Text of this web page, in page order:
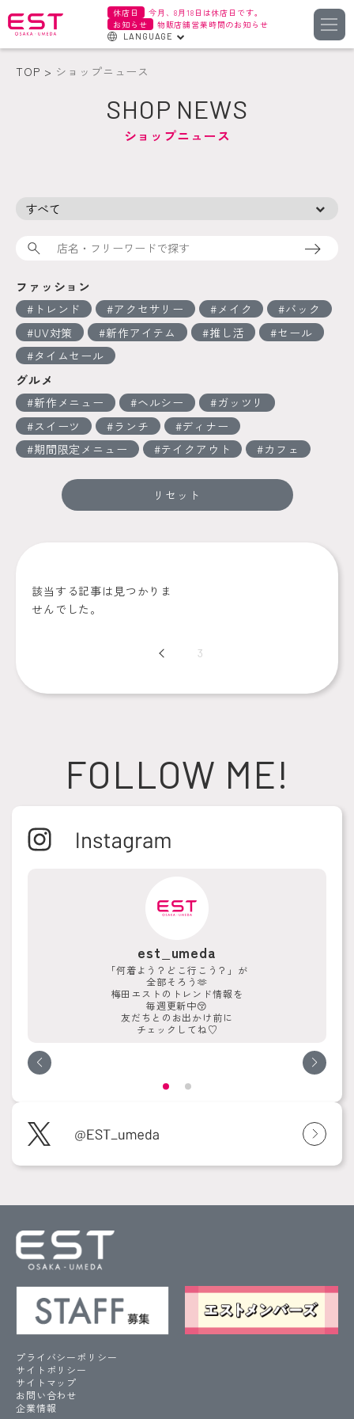
休店日
今月、8月18日は休店日です。
お知らせ
物販店舗営業時間のお知らせ
LANGUAGE
簡体字
繁体字
TOP ショップニュース
SHOP NEWS
ショップニュース
検索
ファッション
トレンド アクセサリー メイク
バック
UV対策
新作アイテム 推し活
セール
タイムセール
グルメ
新作メニュー ヘルシー
ガッツリ
スイーツ
ランチ
ディナー
期間限定メニュー
テイクアウト カフェ
リセット
該当する記事は見つかりま
せんでした。
Prev 3
FOLLOW ME!
est_umeda
「何着よう？どこ行こう？」が
全部そろう🫶
梅田エストのトレンド情報を
毎週更新中😚
友だちとのお出かけ前に
チェックしてね♡
プライバシーポリシー
サイトポリシー
サイトマップ
お問い合わせ
企業情報